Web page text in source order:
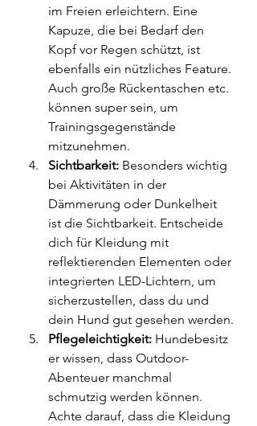
im Freien erleichtern. Eine
Kapuze, die bei Bedarf den
Kopf vor Regen schützt, ist
ebenfalls ein nützliches Feature.
Auch große Rückentaschen etc.
können super sein, um
Trainingsgegenstände
mitzunehmen.
Sichtbarkeit: Besonders wichtig
bei Aktivitäten in der
Dämmerung oder Dunkelheit
ist die Sichtbarkeit. Entscheide
dich für Kleidung mit
reflektierenden Elementen oder
integrierten LED-Lichtern, um
sicherzustellen, dass du und
dein Hund gut gesehen werden.
Pflegeleichtigkeit: Hundebesitz
er wissen, dass Outdoor-
Abenteuer manchmal
schmutzig werden können.
Achte darauf, dass die Kleidung